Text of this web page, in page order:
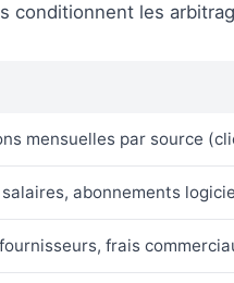
conditionnent les
mensuelles par source
abonnements
frais